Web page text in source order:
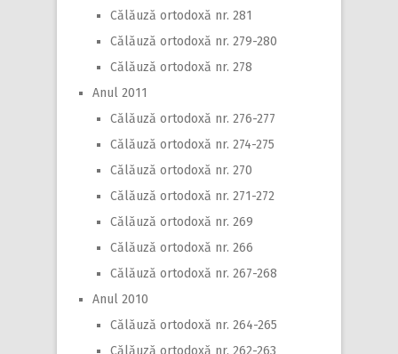
Călăuză ortodoxă nr. 281
Călăuză ortodoxă nr. 279-280
Călăuză ortodoxă nr. 278
Anul 2011
Călăuză ortodoxă nr. 276-277
Călăuză ortodoxă nr. 274-275
Călăuză ortodoxă nr. 270
Călăuză ortodoxă nr. 271-272
Călăuză ortodoxă nr. 269
Călăuză ortodoxă nr. 266
Călăuză ortodoxă nr. 267-268
Anul 2010
Călăuză ortodoxă nr. 264-265
Călăuză ortodoxă nr. 262-263